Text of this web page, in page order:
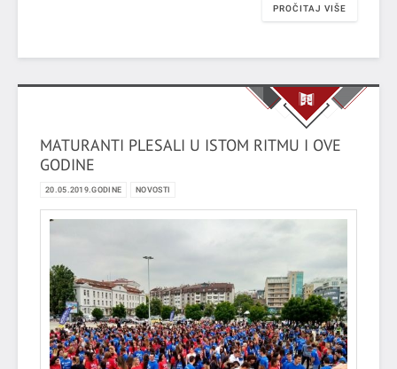
aktivnosti, koje predstavljaju deo Erazmus +
PROČITAJ VIŠE
MATURANTI PLESALI U ISTOM RITMU I OVE
GODINE
20.05.2019.GODINE NOVOSTI